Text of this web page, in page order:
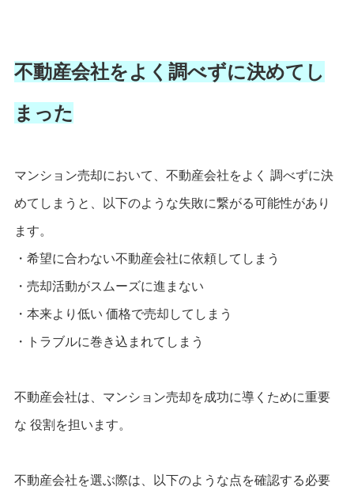
不動産会社をよく調べずに決めてし
まった
マンション売却において、不動産会社をよく 調べずに決
めてしまうと、以下のような失敗に繋がる可能性があり
ます。
・希望に合わない不動産会社に依頼してしまう
・売却活動がスムーズに進まない
・本来より低い 価格で売却してしまう
・トラブルに巻き込まれてしまう
不動産会社は、マンション売却を成功に導くために重要
な 役割を担います。
不動産会社を選ぶ際は、以下のような点を確認する必要